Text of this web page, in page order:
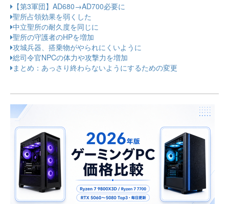
【第3軍団】AD680→AD700必要に
聖所占領効果を弱くした
中立聖所の耐久度を同じに
聖所の守護者のHPを増加
攻城兵器、搭乗物がやられにくいように
総司令官NPCの体力や攻撃力を増加
まとめ：あっさり終わらないようにするための変更